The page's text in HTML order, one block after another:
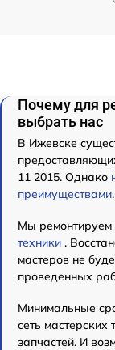
Почему для
выбрать нас
В Ижевске
11 2015. Однако
преимуществами.
Мы
техники .
мастеров не
проведенных
Минимальные
сеть
запчастей. И